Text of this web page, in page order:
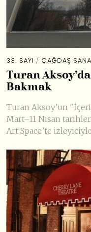
33. SAYI / ÇAĞDAŞ
Turan
Bakmak
Turan Aksoy’un
Mart–11 Nisan
Art Space’te